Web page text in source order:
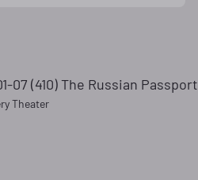
07 (410) The Russian Passport
Theater